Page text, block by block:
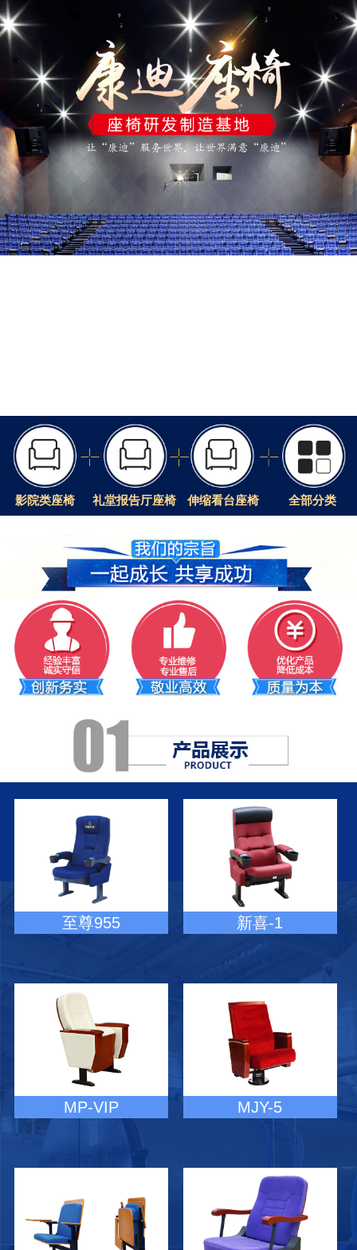
影院类座椅 礼堂报告厅座椅 伸缩看台座椅 全部分类
至尊955 新喜-1
MP-VIP MJY-5